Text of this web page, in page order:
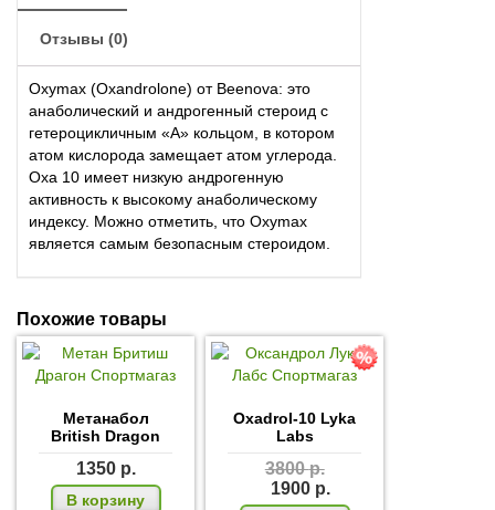
Отзывы (0)
Oxymax (Oxandrolone) от Beenova: это
анаболический и андрогенный стероид с
гетероцикличным «А» кольцом, в котором
атом кислорода замещает атом углерода.
Oxa 10 имеет низкую андрогенную
активность к высокому анаболическому
индексу. Можно отметить, что Oxymax
является самым безопасным стероидом.
Похожие товары
Метанабол
British Dragon
1350 р.
В корзину
Oxadrol-10 Lyka
Labs
3800р.
1900 р.